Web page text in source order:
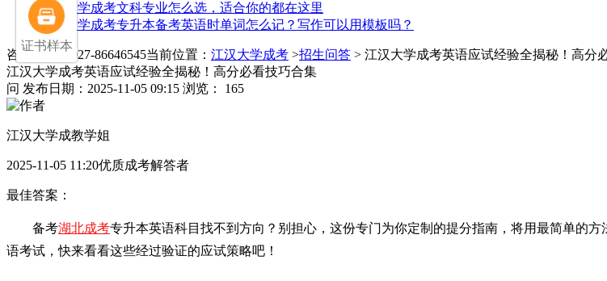
江汉大学成考文科专业怎么选，适合你的都在这里
江汉大学成考专升本备考英语时单词怎么记？写作可以用模板吗？
咨询电话：027-86646545当前位置： 江汉大学成考 >招生问答 > 江汉大学成考英语应试经验全揭秘！高分
江汉大学成考英语应试经验全揭秘！高分必看技巧合集
问 发布日期：2025-11-05 09:15 浏览： 165
江汉大学成教学姐
2025-11-05 11:20优质成考解答者
最佳答案：
备考湖北成考专升本英语科目找不到方向？别担心，这份专门为你定制的提分指南，将用最简单的
语考试，快来看看这些经过验证的应试策略吧！
证书样本